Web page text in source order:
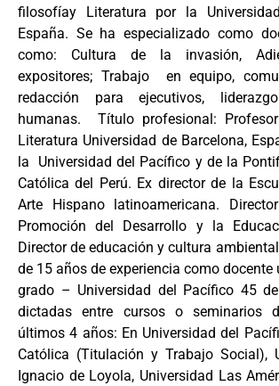
filosofíay Literatura por la
España. Se ha especializado como
como: Cultura de la invasión,
expositores; Trabajo en equipo,
redacción para ejecutivos,
humanas. Título profesional:
Literatura Universidad de Barcelona,
la Universidad del Pacífico y de la
Católica del Perú. Ex director de la
Arte Hispano latinoamericana.
Promoción del Desarrollo y la
Director de educación y cultura
de 15 años de experiencia como docente
grado – Universidad del Pacífico 45
dictadas entre cursos o seminarios
últimos 4 años: En Universidad del
Católica (Titulación y Trabajo Social),
Ignacio de Loyola, Universidad Las